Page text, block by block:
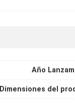
Año
Dimensiones del